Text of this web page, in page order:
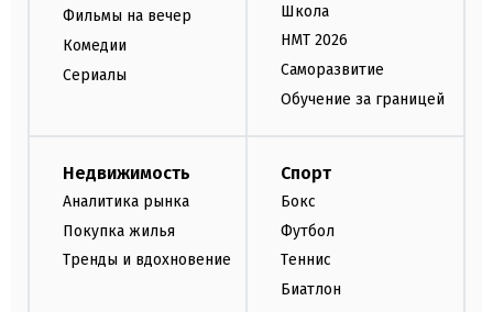
Фильмы на вечер
Комедии
Сериалы
Школа
НМТ 2026
Саморазвитие
Обучение за границей
Недвижимость
Аналитика рынка
Покупка жилья
Тренды и вдохновение
Спорт
Бокс
Футбол
Теннис
Биатлон